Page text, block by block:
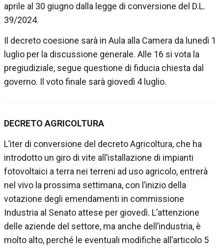
aprile al 30 giugno dalla legge di conversione del D.L.
39/2024.
Il decreto coesione sarà in Aula alla Camera da lunedì 1
luglio per la discussione generale. Alle 16 si vota la
pregiudiziale, segue questione di fiducia chiesta dal
governo. Il voto finale sarà giovedì 4 luglio.
DECRETO AGRICOLTURA
L’iter di conversione del decreto Agricoltura, che ha
introdotto un giro di vite all’istallazione di impianti
fotovoltaici a terra nei terreni ad uso agricolo, entrerà
nel vivo la prossima settimana, con l’inizio della
votazione degli emendamenti in commissione
Industria al Senato attese per giovedì. L’attenzione
delle aziende del settore, ma anche dell’industria, è
molto alto, perché le eventuali modifiche all’articolo 5